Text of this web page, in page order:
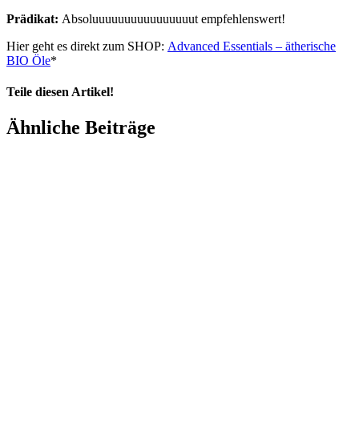
Prädikat: Absoluuuuuuuuuuuuuuuut empfehlenswert!
Hier geht es direkt zum SHOP: Advanced Essentials – ätherische
BIO Öle*
Teile diesen Artikel!
Facebook
X
LinkedIn
WhatsApp
Pinterest
Xing
Ähnliche Beiträge